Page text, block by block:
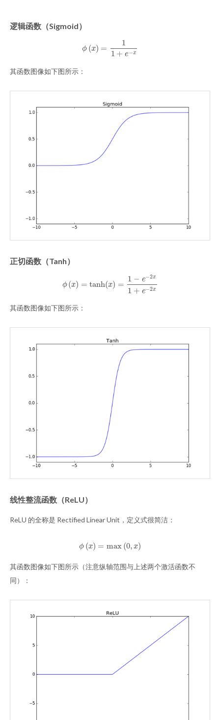
逻辑函数（Sigmoid）
ϕ (x) =
1
1 + e−x
ϕ(x )=1 1+e−x
其函数图像如下图所示：
正切函数（Tanh）
ϕ (x) = tanh(x) =
1 − e−2x
1 + e−2x
ϕ(x)= tanh(x)=1− e−2 x1+e−2x
其函数图像如下图所示：
线性整流函数（ReLU）
ReLU 的全称是 Rectified Linear Unit，定义式很简洁：
ϕ (x) = max (0, x)
ϕ( x)= max(0 ,x)
其函数图像如下图所示（注意纵轴范围与上述两个激活函数不
同）：